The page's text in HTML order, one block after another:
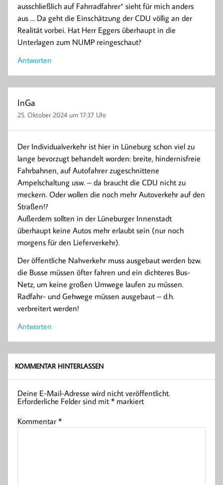
ausschließlich auf Fahrradfahrer“ sieht für mich anders
aus … Da geht die Einschätzung der CDU völlig an der
Realität vorbei. Hat Herr Eggers überhaupt in die
Unterlagen zum NUMP reingeschaut?
Antworten
InGa
25. Oktober 2024 um 17:37 Uhr
Der Individualverkehr ist hier in Lüneburg schon viel zu
lange bevorzugt behandelt worden: breite, hindernisfreie
Fahrbahnen, auf Autofahrer zugeschnittene
Ampelschaltung usw. – da braucht die CDU nicht zu
meckern. Oder wollen die noch mehr Autoverkehr auf den
Straßen!?
Außerdem sollten in der Lüneburger Innenstadt
überhaupt keine Autos mehr erlaubt sein (nur noch
morgens für den Lieferverkehr).
Der öffentliche Nahverkehr muss ausgebaut werden bzw.
die Busse müssen öfter fahren und ein dichteres Bus-
Netz, um keine großen Umwege laufen zu müssen.
Radfahr- und Gehwege müssen ausgebaut – d.h.
verbreitert werden!
Antworten
KOMMENTAR HINTERLASSEN
Deine E-Mail-Adresse wird nicht veröffentlicht.
Erforderliche Felder sind mit* markiert
Kommentar*